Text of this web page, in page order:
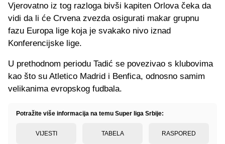
Vjerovatno iz tog razloga bivši kapiten Orlova čeka da
vidi da li će Crvena zvezda osigurati makar grupnu
fazu Europa lige koja je svakako nivo iznad
Konferencijske lige.
U prethodnom periodu Tadić se povezivao s klubovima
kao što su Atletico Madrid i Benfica, odnosno samim
velikanima evropskog fudbala.
Potražite više informacija na temu Super liga Srbije:
VIJESTI TABELA RASPORED